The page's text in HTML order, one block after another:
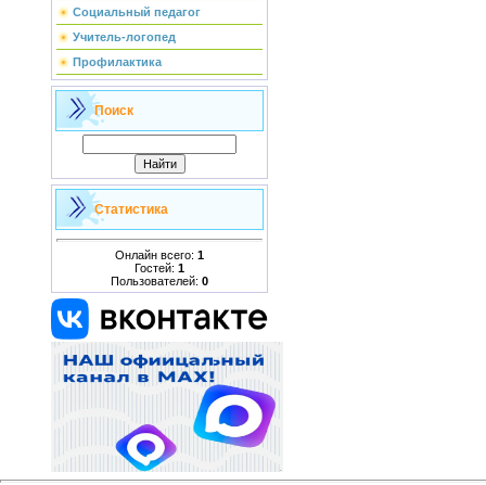
Социальный педагог
Учитель-логопед
Профилактика
Поиск
Статистика
Онлайн всего: 1
Гостей: 1
Пользователей: 0